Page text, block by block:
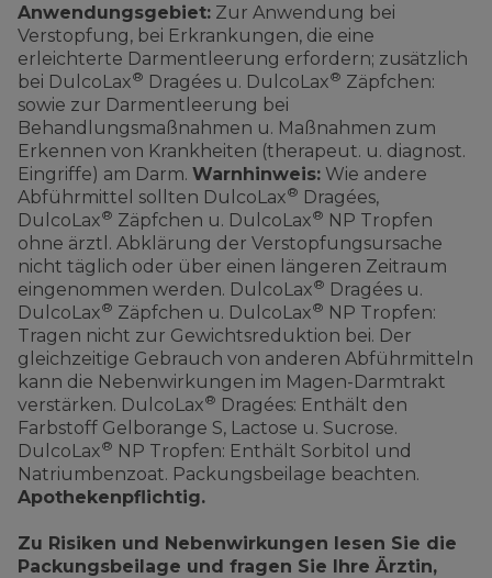
Anwendungsgebiet: Zur Anwendung bei
Verstopfung, bei Erkrankungen, die eine
erleichterte Darmentleerung erfordern; zusätzlich
bei DulcoLax® Dragées u. DulcoLax® Zäpfchen:
sowie zur Darmentleerung bei
Behandlungsmaßnahmen u. Maßnahmen zum
Erkennen von Krankheiten (therapeut. u. diagnost.
Eingriffe) am Darm. Warnhinweis: Wie andere
Abführmittel sollten DulcoLax® Dragées,
DulcoLax® Zäpfchen u. DulcoLax® NP Tropfen
ohne ärztl. Abklärung der Verstopfungsursache
nicht täglich oder über einen längeren Zeitraum
eingenommen werden. DulcoLax® Dragées u.
DulcoLax® Zäpfchen u. DulcoLax® NP Tropfen:
Tragen nicht zur Gewichtsreduktion bei. Der
gleichzeitige Gebrauch von anderen Abführmitteln
kann die Nebenwirkungen im Magen-Darmtrakt
verstärken. DulcoLax® Dragées: Enthält den
Farbstoff Gelborange S, Lactose u. Sucrose.
DulcoLax® NP Tropfen: Enthält Sorbitol und
Natriumbenzoat. Packungsbeilage beachten.
Apothekenpflichtig.
Zu Risiken und Nebenwirkungen lesen Sie die
Packungsbeilage und fragen Sie Ihre Ärztin,